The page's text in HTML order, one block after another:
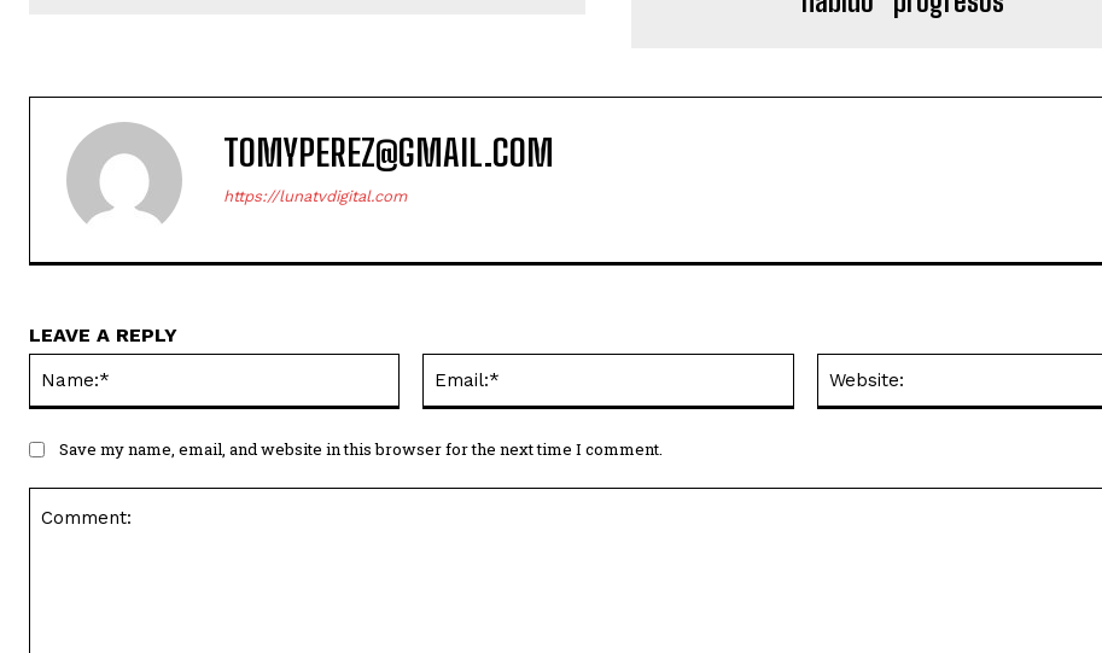
TOMYPEREZ@GMAIL.COM
https://lunatvdigital.com
LEAVE A REPLY
Save my name, email, and website in this browser for the next time I comment.